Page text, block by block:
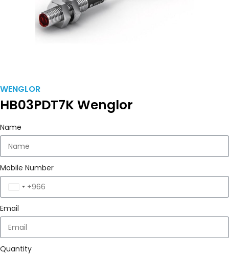
WENGLOR
HB03PDT7K Wenglor
Name
Mobile Number
Saudi
Arabia
+966
Email
Quantity